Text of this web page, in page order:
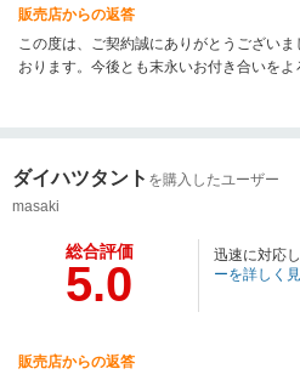
販売店からの返答
この度は、ご契約誠にありがとうござい
おります。今後とも末永いお付き合いをよ
ダイハツタント を購入したユーザー
masaki
総合評価
5.0
迅速に対応
ーを詳しく
販売店からの返答